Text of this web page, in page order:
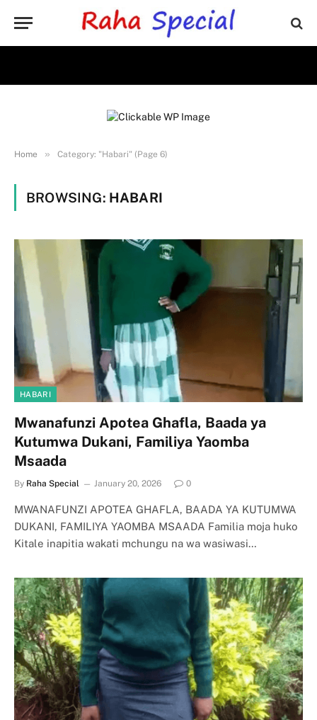
Home » Category: "Habari" (Page 6)
BROWSING: HABARI
HABARI
Mwanafunzi Apotea Ghafla, Baada ya
Kutumwa Dukani, Familiya Yaomba
Msaada
By Raha Special January 20, 2026 0
MWANAFUNZI APOTEA GHAFLA, BAADA YA KUTUMWA
DUKANI, FAMILIYA YAOMBA MSAADA Familia moja huko
Kitale inapitia wakati mchungu na wa wasiwasi…